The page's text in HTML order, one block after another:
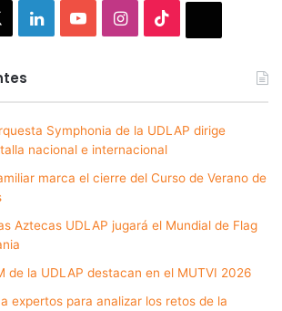
LinkedInYouTubeInstagram
Symphonia de la UDLAP dirige
nacional e internacional
marca el cierre del Curso de Verano de
Aztecas UDLAP jugará el Mundial de Flag
de la UDLAP destacan en el MUTVI 2026
expertos para analizar los retos de la